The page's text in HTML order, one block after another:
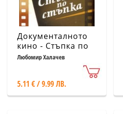
Документалното
кино - Стъпка по
стъпка
Любомир Халачев
5.11 € / 9.99 ЛВ.